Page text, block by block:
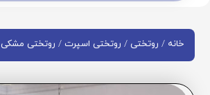
خانه / روتختی / روتختی اسپرت / روتختی مشکی